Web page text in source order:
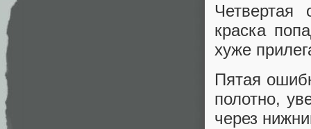
Четвертая
краска
хуже
Пятая
полотно,
через